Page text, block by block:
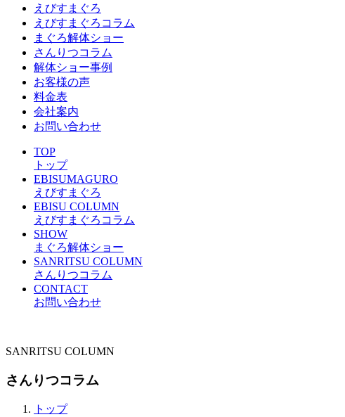
えびすまぐろ
えびすまぐろコラム
まぐろ解体ショー
さんりつコラム
解体ショー事例
お客様の声
料金表
会社案内
お問い合わせ
TOP
トップ
EBISUMAGURO
えびすまぐろ
EBISU COLUMN
えびすまぐろコラム
SHOW
まぐろ解体ショー
SANRITSU COLUMN
さんりつコラム
CONTACT
お問い合わせ
SANRITSU COLUMN
さんりつコラム
トップ